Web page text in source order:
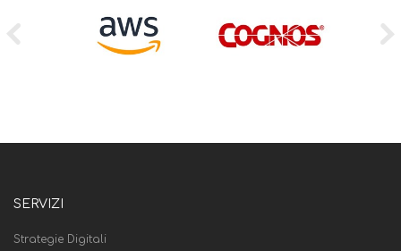
SERVIZI
Strategie Digitali